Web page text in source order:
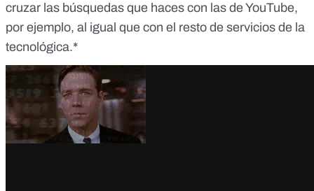
cruzar las búsquedas que haces con las de YouTube,
por ejemplo, al igual que con el resto de servicios de la
tecnológica.*